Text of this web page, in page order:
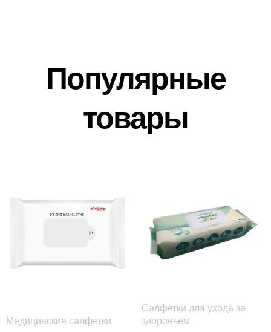
Популярные
товары
Медицинские салфетки
Салфетки для ухода за
здоровьем